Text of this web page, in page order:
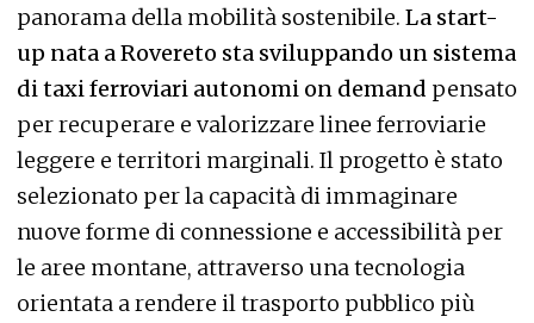
panorama della mobilità sostenibile. La start-
up nata a Rovereto sta sviluppando un sistema
di taxi ferroviari autonomi on demand pensato
per recuperare e valorizzare linee ferroviarie
leggere e territori marginali. Il progetto è stato
selezionato per la capacità di immaginare
nuove forme di connessione e accessibilità per
le aree montane, attraverso una tecnologia
orientata a rendere il trasporto pubblico più